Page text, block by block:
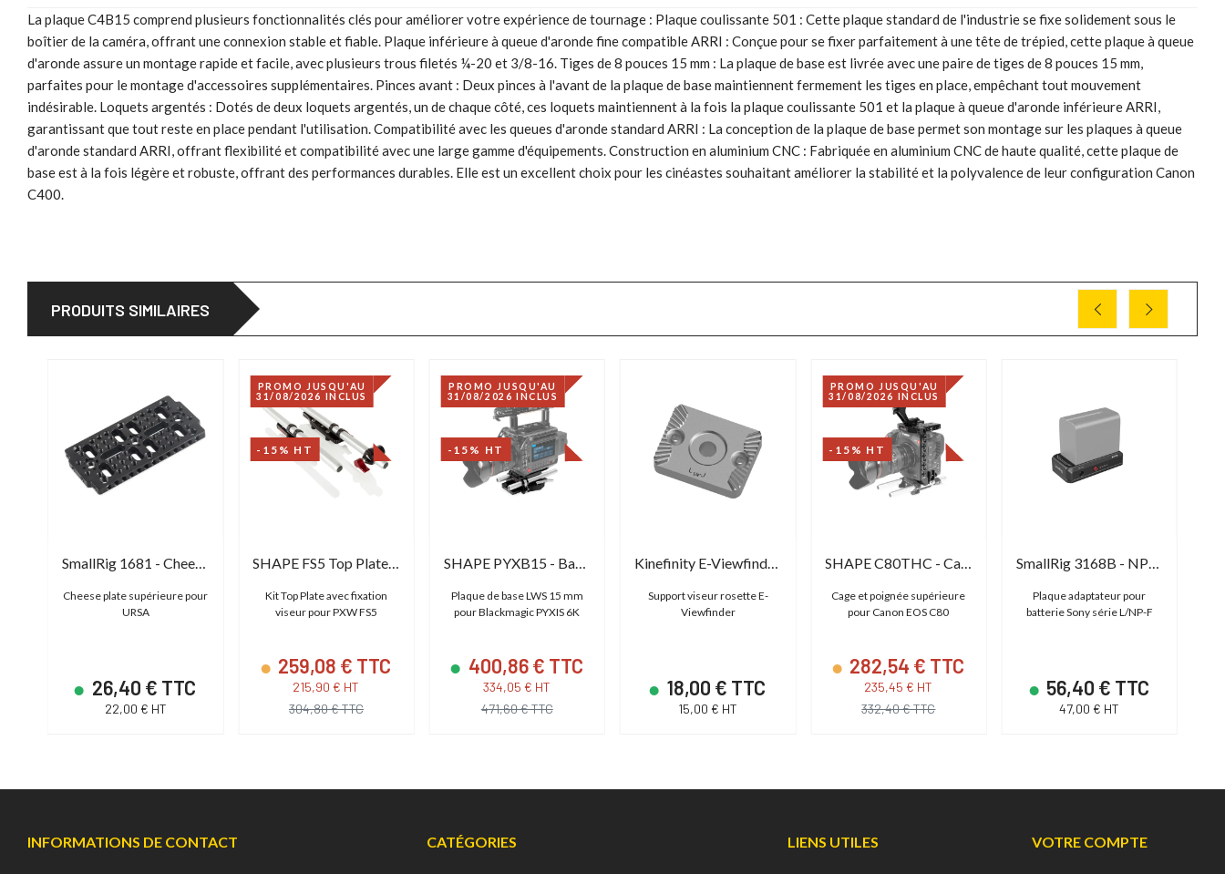
La plaque C4B15 comprend plusieurs fonctionnalités clés pour améliorer votre expérience de tournage : Plaque coulissante 501 : Cette plaque standard de l'industrie se fixe solidement sous le
boîtier de la caméra, offrant une connexion stable et fiable. Plaque inférieure à queue d'aronde fine compatible ARRI : Conçue pour se fixer parfaitement à une tête de trépied, cette plaque à queue
d'aronde assure un montage rapide et facile, avec plusieurs trous filetés ¼-20 et 3/8-16. Tiges de 8 pouces 15 mm : La plaque de base est livrée avec une paire de tiges de 8 pouces 15 mm,
parfaites pour le montage d'accessoires supplémentaires. Pinces avant : Deux pinces à l'avant de la plaque de base maintiennent fermement les tiges en place, empêchant tout mouvement
indésirable. Loquets argentés : Dotés de deux loquets argentés, un de chaque côté, ces loquets maintiennent à la fois la plaque coulissante 501 et la plaque à queue d'aronde inférieure ARRI,
garantissant que tout reste en place pendant l'utilisation. Compatibilité avec les queues d'aronde standard ARRI : La conception de la plaque de base permet son montage sur les plaques à queue
d'aronde standard ARRI, offrant flexibilité et compatibilité avec une large gamme d'équipements. Construction en aluminium CNC : Fabriquée en aluminium CNC de haute qualité, cette plaque de
base est à la fois légère et robuste, offrant des performances durables. Elle est un excellent choix pour les cinéastes souhaitant améliorer la stabilité et la polyvalence de leur configuration Canon
C400.
PRODUITS SIMILAIRES
SmallRig 1681 - Cheese Plate
Cheese plate supérieure pour
URSA
26,40 € TTC
22,00 € HT
PROMO JUSQU'AU
31/08/2026 INCLUS
-15% HT
SHAPE FS5 Top Plate Kit
Kit Top Plate avec fixation
viseur pour PXW FS5
259,08 € TTC
215,90 € HT
304,80 € TTC
PROMO JUSQU'AU
31/08/2026 INCLUS
-15% HT
SHAPE PYXB15 - Baseplate 15mm LWS for PYXIS 6K
Plaque de base LWS 15 mm
pour Blackmagic PYXIS 6K
400,86 € TTC
334,05 € HT
471,60 € TTC
Kinefinity E-Viewfinder Rosette (1/4"-20)
Support viseur rosette E-
Viewfinder
18,00 € TTC
15,00 € HT
PROMO JUSQU'AU
31/08/2026 INCLUS
-15% HT
SHAPE C80THC - Camera Cage with Top Handle for EOS C80
Cage et poignée supérieure
pour Canon EOS C80
282,54 € TTC
235,45 € HT
332,40 € TTC
SmallRig 3168B - NP-F Battery Adapter Mount Plate
Plaque adaptateur pour
batterie Sony série L/NP-F
56,40 € TTC
47,00 € HT
INFORMATIONS DE CONTACT CATÉGORIES LIENS UTILES VOTRE COMPTE